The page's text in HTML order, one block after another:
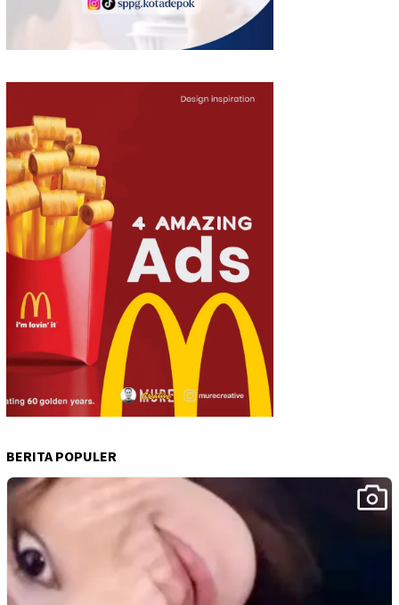
BERITA POPULER